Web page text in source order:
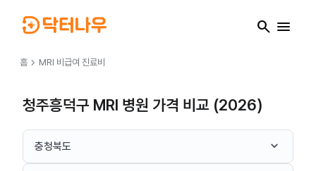
search menu
홈 chevron_right MRI 비급여 진료비
청주흥덕구 MRI 병원 가격 비교 (2026)
충청북도 keyboard_arrow_down